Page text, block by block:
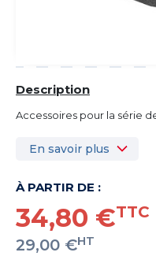
Description
Accessoires pour la série
En savoir plus
À PARTIR DE :
34,80 €TTC
29,00 €HT